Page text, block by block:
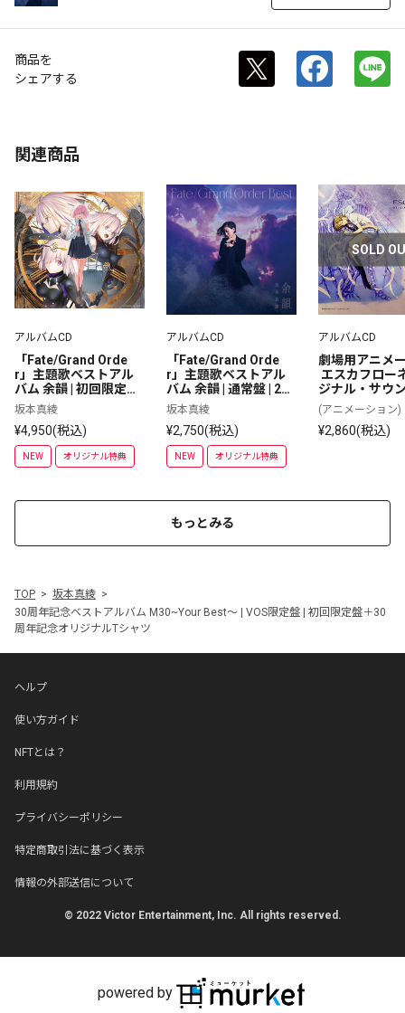
商品を
シェアする
関連商品
アルバムCD
「Fate/Grand Orde
r」主題歌ベストアル
バム 余韻 | 初回限定盤 |
2CD+Blu-ray
坂本真綾
¥4,950(税込)
NEW オリジナル特典
アルバムCD
「Fate/Grand Orde
r」主題歌ベストアル
バム 余韻 | 通常盤 | 2C
D
坂本真綾
¥2,750(税込)
NEW オリジナル特典
SOLD
アルバムCD
劇場用アニメ
エスカフロー
ジナル・サウ
ック | 「天空
フローネ」TV
放送30周年＆
(アニメーション)
¥2,860(税込)
もっとみる
TOP
坂本真綾
30周年記念ベストアルバム M30~Your Best～ | VOS限定盤 | 初回限定盤＋30
周年記念オリジナルTシャツ
ヘルプ
使い方ガイド
NFTとは？
利用規約
プライバシーポリシー
特定商取引法に基づく表示
情報の外部送信について
© 2022 Victor Entertainment, Inc. All rights reserved.
powered by